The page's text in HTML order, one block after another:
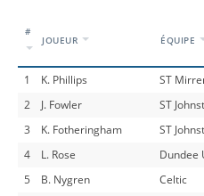
#
JOUEUR ÉQUIPE
1 K. Phillips ST
2
J. Fowler ST
3
K. Fotheringham ST
4
L. Rose Dundee
5
B. Nygren Celtic